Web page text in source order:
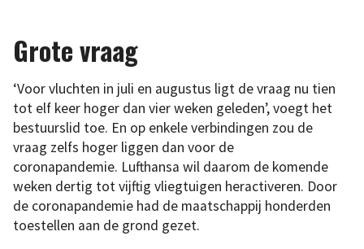
Grote vraag
‘Voor vluchten in juli en augustus ligt de vraag nu tien
tot elf keer hoger dan vier weken geleden’, voegt het
bestuurslid toe. En op enkele verbindingen zou de
vraag zelfs hoger liggen dan voor de
coronapandemie. Lufthansa wil daarom de komende
weken dertig tot vijftig vliegtuigen heractiveren. Door
de coronapandemie had de maatschappij honderden
toestellen aan de grond gezet.